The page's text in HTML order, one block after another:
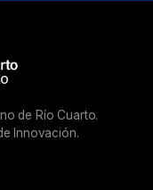
de Río Cuarto.
Innovación.